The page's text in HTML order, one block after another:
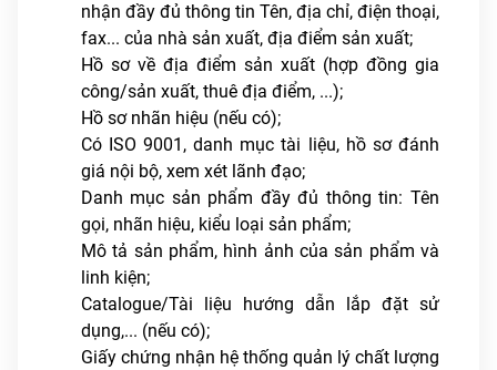
nhận đầy đủ thông tin Tên, địa chỉ, điện thoại,
fax... của nhà sản xuất, địa điểm sản xuất;
Hồ sơ về địa điểm sản xuất (hợp đồng gia
công/sản xuất, thuê địa điểm, ...);
Hồ sơ nhãn hiệu (nếu có);
Có ISO 9001, danh mục tài liệu, hồ sơ đánh
giá nội bộ, xem xét lãnh đạo;
Danh mục sản phẩm đầy đủ thông tin: Tên
gọi, nhãn hiệu, kiểu loại sản phẩm;
Mô tả sản phẩm, hình ảnh của sản phẩm và
linh kiện;
Catalogue/Tài liệu hướng dẫn lắp đặt sử
dụng,... (nếu có);
Giấy chứng nhận hệ thống quản lý chất lượng